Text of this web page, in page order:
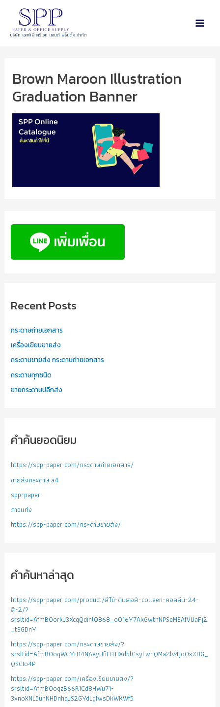
บริษัท เอสพีพี ครีเอท แอนด์ พริ้นติ้ง จำกัด
Brown Maroon Illustration
Graduation Banner
Recent Posts
กระดาษถ่ายเอกสาร
เครื่องเขียนขายส่ง
กระดาษขายส่ง กระดาษถ่ายเอกสาร
กระดาษทุกชนิด
ขายกระดาษปลีกส่ง
คำค้นยอดนิยม
https://spp-paper com/กระดาษถ่ายเอกสาร/
ขายส่งกระดาษ a4
spp-paper
กาวแท่ง
https://spp-paper com/กระดาษขายส่ง/
คำค้นหาล่าสุด
https://spp-paper com/product/สีไม้-ดินสอสี-colleen-คอลลีน-24-
สี-2/?
srsltid=AfmBOorkJ3XcqQdinlO868_o016Y7AkGwthNPSeMEAfVUaFj2
_tSGDnY
https://spp-paper com/กระดาษขายส่ง/?
srsltid=AfmBOoqWCYrD4N6eyUfiF8TIXdblCsyLwnQMaZlv4jo0xZ8G_
QSCIo4P
https://spp-paper com/เครื่องเขียนขายส่ง/?
srsltid=AfmBOoqzB66R1Cd8HWu71-
3xnoXNL5uhNHDnhqJS2GYdLgfwsDkWKWf5